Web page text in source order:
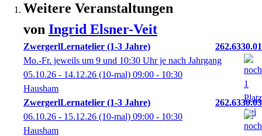
Weitere Veranstaltungen
von Ingrid Elsner-Veit
ZwergerlLernatelier (1-3 Jahre)
262.6330.01
Mo.-Fr. jeweils um 9 und 10:30 Uhr je nach Jahrgang
05.10.26 - 14.12.26 (10-mal) 09:00 - 10:30
Hausham
ZwergerlLernatelier (1-3 Jahre)
262.6330.03
06.10.26 - 15.12.26 (10-mal) 09:00 - 10:30
Hausham